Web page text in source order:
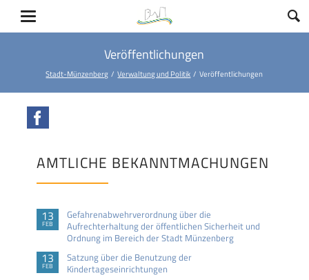
Veröffentlichungen
Stadt-Münzenberg Verwaltung und Politik Veröffentlichungen
AMTLICHE BEKANNTMACHUNGEN
13
FEB
Gefahrenabwehrverordnung über die
Aufrechterhaltung der öffentlichen Sicherheit und
Ordnung im Bereich der Stadt Münzenberg
13
FEB
Satzung über die Benutzung der
Kindertageseinrichtungen